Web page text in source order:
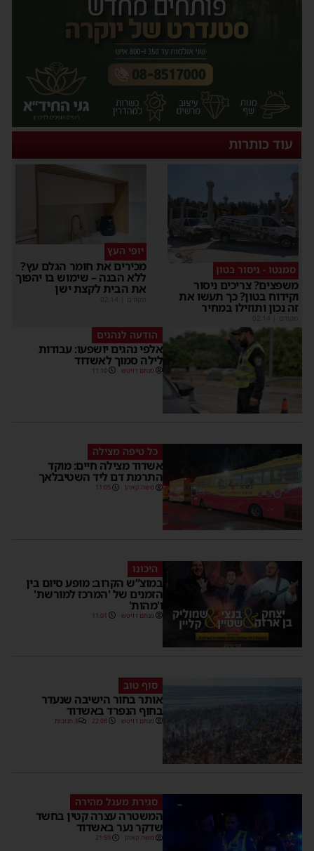
עוד כותרות
סמנטו - ניסור בטון
משפצים? צריכים ניסור
וקידוח בטון? כך תעשו את
זה נכון ותוזילו במחיר
מקודם
יופי העץ
מכירים את חומר הגלם עץ?
ללא הבנה – שימוש בו יהפוך
את הבית לקצת ישן
מקודם
הודעה לנהגים
אלפי נהגים יושפעו: עבודות
לילה סמוך לאשדוד
מנחם דויטש 11:10
כל טיפה מצילה
אשדוד מצילה חיים: מוקד
התרמת דם ליד השטיבלאך
משה קאהן 11:05
היכונו
במוצ”ש הקרוב: מופע סיום בין
הזמנים של 'המרכז למורשת'
ו'מהות'
מנחם דויטש 11:01
סוף טוב
אותר בחור הישיבה שנעדר
בחוף הנפרד באשדוד
מנחם דויטש 22:08 3 תגובות
סגירת מעגל מהירה
המשטרה עצרה קטין בחשד
שדקר נער באשדוד
משה קאהן 21:59